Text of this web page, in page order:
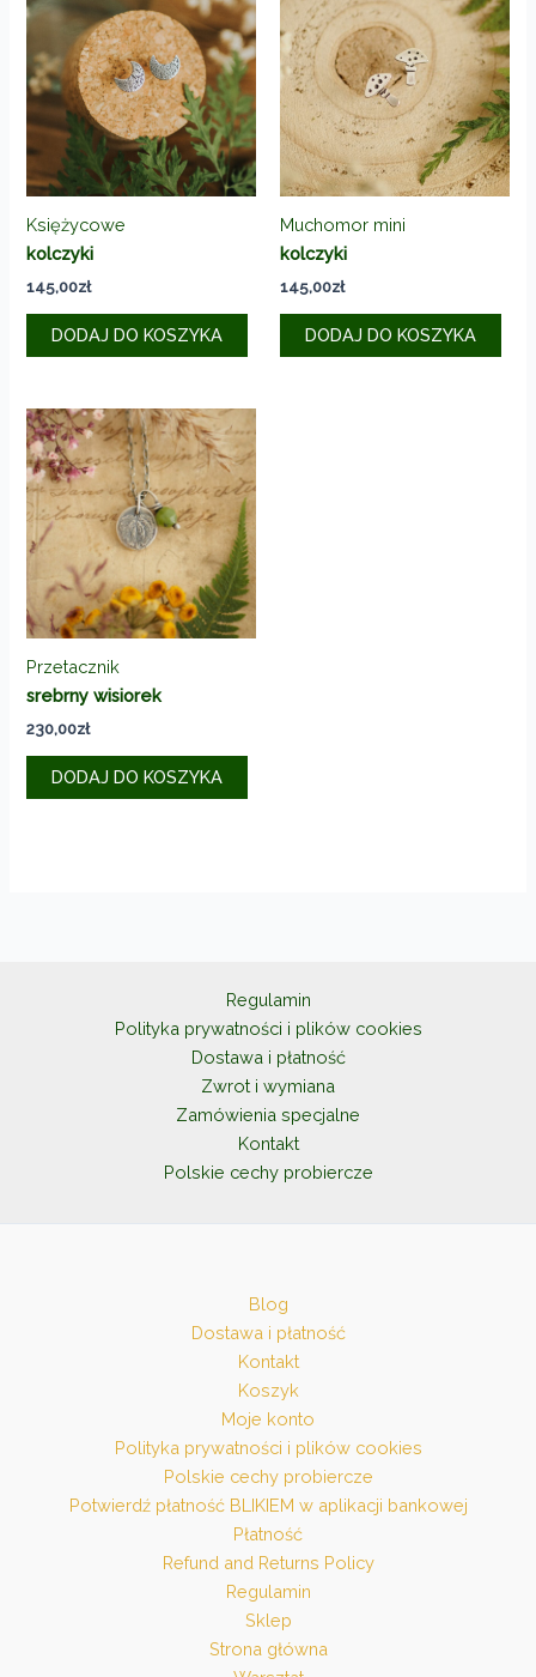
Księżycowe
kolczyki
145,00zł
DODAJ DO KOSZYKA
Muchomor mini
kolczyki
145,00zł
DODAJ DO KOSZYKA
Przetacznik
srebrny wisiorek
230,00zł
DODAJ DO KOSZYKA
Regulamin
Polityka prywatności i plików cookies
Dostawa i płatność
Zwrot i wymiana
Zamówienia specjalne
Kontakt
Polskie cechy probiercze
Blog
Dostawa i płatność
Kontakt
Koszyk
Moje konto
Polityka prywatności i plików cookies
Polskie cechy probiercze
Potwierdź płatność BLIKIEM w aplikacji bankowej
Płatność
Refund and Returns Policy
Regulamin
Sklep
Strona główna